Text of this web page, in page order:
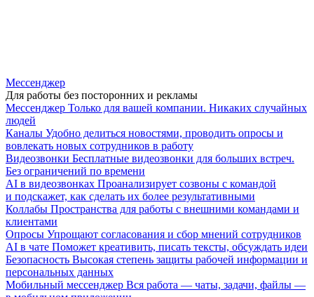
Мессенджер
Для работы без посторонних и рекламы
Мессенджер Только для вашей компании. Никаких случайных
людей
Каналы Удобно делиться новостями, проводить опросы и
вовлекать новых сотрудников в работу
Видеозвонки Бесплатные видеозвонки для больших встреч.
Без ограничений по времени
AI в видеозвонках Проанализирует созвоны с командой
и подскажет, как сделать их более результативными
Коллабы Пространства для работы с внешними командами и
клиентами
Опросы Упрощают согласования и сбор мнений сотрудников
AI в чате Поможет креативить, писать тексты, обсуждать идеи
Безопасность Высокая степень защиты рабочей информации и
персональных данных
Мобильный мессенджер Вся работа — чаты, задачи, файлы —